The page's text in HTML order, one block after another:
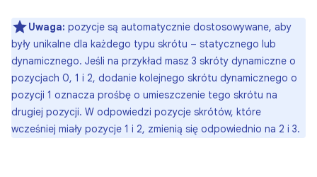
Uwaga: pozycje są automatycznie dostosowywane, aby
były unikalne dla każdego typu skrótu – statycznego lub
dynamicznego. Jeśli na przykład masz 3 skróty dynamiczne o
pozycjach 0, 1 i 2, dodanie kolejnego skrótu dynamicznego o
pozycji 1 oznacza prośbę o umieszczenie tego skrótu na
drugiej pozycji. W odpowiedzi pozycje skrótów, które
wcześniej miały pozycje 1 i 2, zmienią się odpowiednio na 2 i 3.